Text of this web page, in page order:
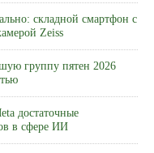
складной смартфон с
Zeiss
группу пятен 2026
достаточные
в сфере ИИ